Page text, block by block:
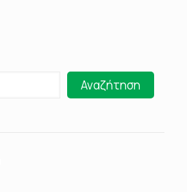
Αναζήτηση